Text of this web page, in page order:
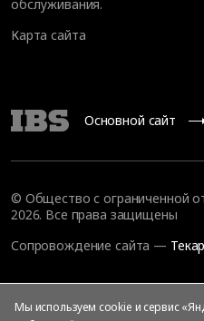
обслуживания.
Карта сайта
Основной сайт
© Общество с ограниченной
2026. Все права защищены
Сопровождение сайта —
Мы используем cookie и сервис